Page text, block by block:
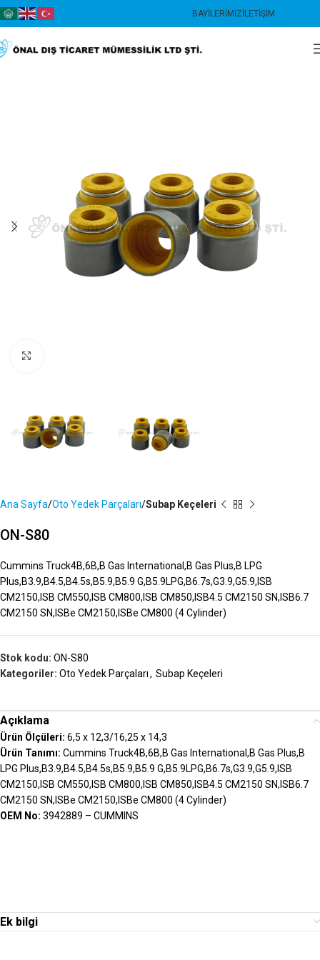
BAYILERIMIZİLETIŞIM
Ana Sayfa Oto Yedek Parçaları Subap Keçeleri
ON-S80
Cummins Truck4B,6B,B Gas International,B Gas Plus,B LPG
Plus,B3.9,B4.5,B4.5s,B5.9,B5.9 G,B5.9LPG,B6.7s,G3.9,G5.9,ISB
CM2150,ISB CM550,ISB CM800,ISB CM850,ISB4.5 CM2150 SN,ISB6.7
CM2150 SN,ISBe CM2150,ISBe CM800 (4 Cylinder)
Stok kodu: ON-S80
Kategoriler: Oto Yedek Parçaları, Subap Keçeleri
Açıklama
Ürün Ölçüleri: 6,5 x 12,3/16,25 x 14,3
Ürün Tanımı: Cummins Truck4B,6B,B Gas International,B Gas Plus,B
LPG Plus,B3.9,B4.5,B4.5s,B5.9,B5.9 G,B5.9LPG,B6.7s,G3.9,G5.9,ISB
CM2150,ISB CM550,ISB CM800,ISB CM850,ISB4.5 CM2150 SN,ISB6.7
CM2150 SN,ISBe CM2150,ISBe CM800 (4 Cylinder)
OEM No: 3942889 – CUMMINS
Ek bilgi